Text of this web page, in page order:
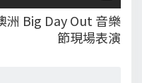
洲 Big Day Out 音樂
節現場表演